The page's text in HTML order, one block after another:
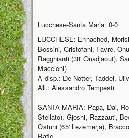
Lucchese-Santa Maria: 0-0
LUCCHESE: Ennached,
Bossini, Cristofani, Favre,
Ragghianti (38' Ouadjaout),
Maccioni)
A disp.: De Notter, Taddei,
All.: Alessandro Tempesti
SANTA MARIA: Papa, Dai,
Stellato), Gjoshi, Razzauti,
Ostuni (65' Lezemerja),